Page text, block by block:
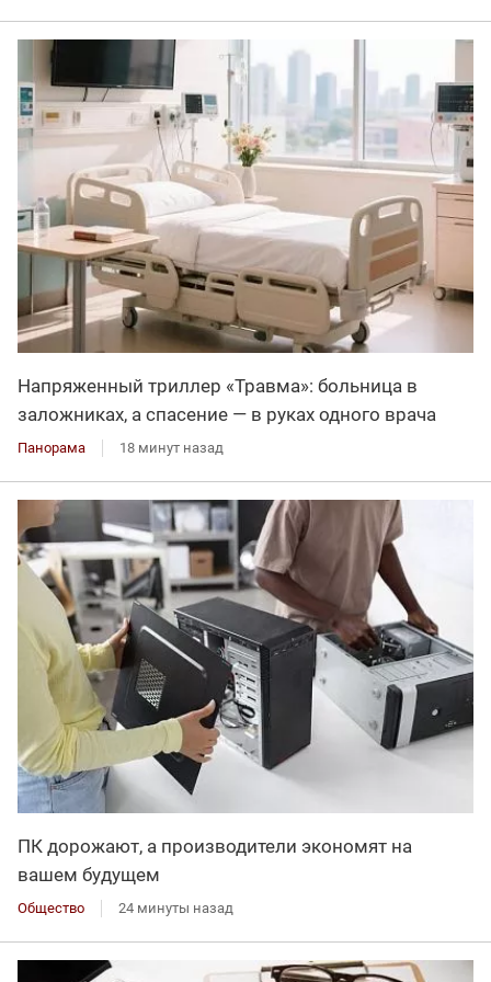
Напряженный триллер «Травма»: больница в
заложниках, а спасение — в руках одного врача
Панорама 18 минут назад
ПК дорожают, а производители экономят на
вашем будущем
Общество 24 минуты назад